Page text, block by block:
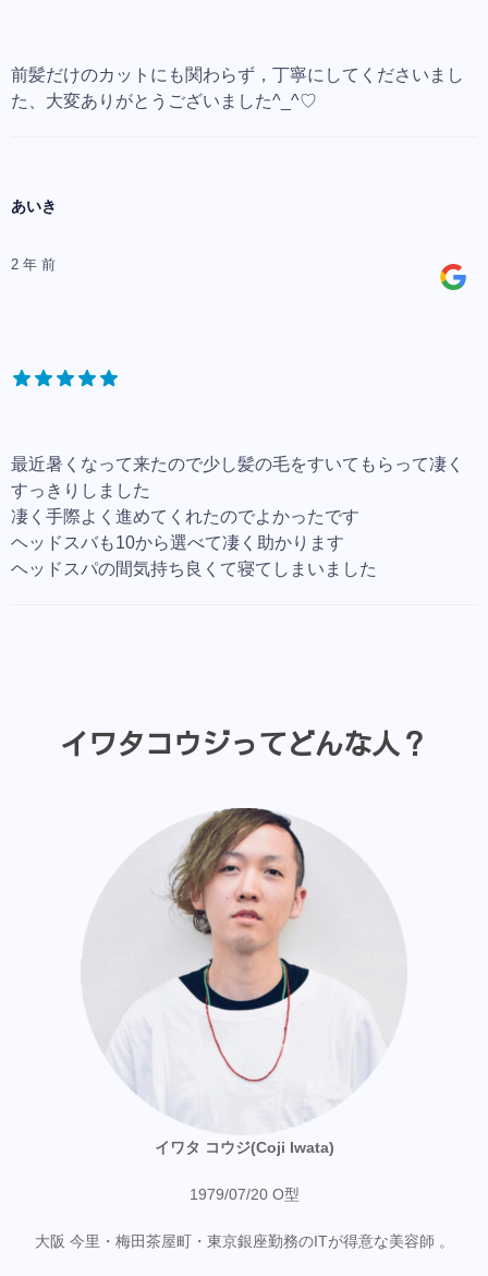
前髪だけのカットにも関わらず，丁寧にしてくださいまし
た、大変ありがとうございました^_^♡
あいき
2 年 前
最近暑くなって来たので少し髪の毛をすいてもらって凄く
すっきりしました
凄く手際よく進めてくれたのでよかったです
ヘッドスバも10から選べて凄く助かります
ヘッドスパの間気持ち良くて寝てしまいました
イワタコウジってどんな人？
イワタ コウジ(Coji Iwata)
1979/07/20 O型
大阪 今里・梅田茶屋町・東京銀座勤務のITが得意な美容師 。